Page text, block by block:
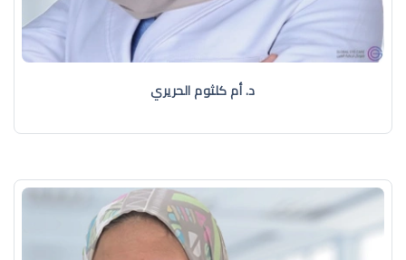
د. أم كلثوم الحريري